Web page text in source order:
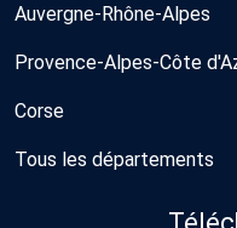
Auvergne-Rhône-Alpes
Provence-Alpes-Côte
Corse
Tous les départements